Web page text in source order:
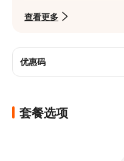
点背后的故事
《历史文化深度游
浸式领略古代皇家与
岁月沉淀的痕迹
式，感受庄严肃穆的
查看更多
优惠码
套餐选项